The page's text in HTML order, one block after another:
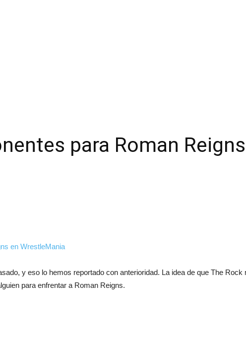
para Roman
y eso lo hemos reportado con anterioridad. La idea de que The
para enfrentar a Roman Reigns.